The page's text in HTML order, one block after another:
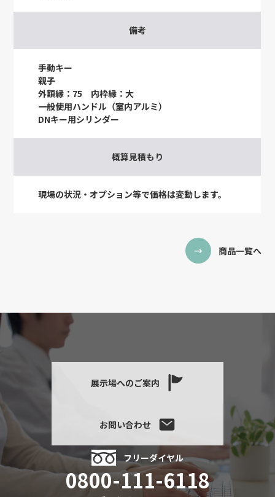
備考
手動キー
親子
外額縁：75 内枠縁：大
一般使用ハンドル（室内アルミ）
DNキー用シリンダー
概算見積もり
現場の状況・オプション等で価格は変動します。
商品一覧へ
展示場へのご案内
お問い合わせ
フリーダイヤル
0800-111-6118